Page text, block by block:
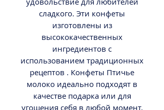
сладкого. Эти конфеты
изготовлены из
высококачественных
ингредиентов с
использованием традиционных
рецептов . Конфеты Птичье
молоко идеально подходят в
качестве подарка или для
угощения себя в любой момент.